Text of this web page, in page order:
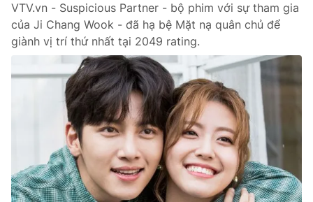
VTV.vn - Suspicious Partner - bộ phim với sự tham gia
của Ji Chang Wook - đã hạ bệ Mặt nạ quân chủ để
giành vị trí thứ nhất tại 2049 rating.